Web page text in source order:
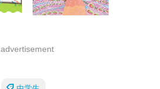
advertisement